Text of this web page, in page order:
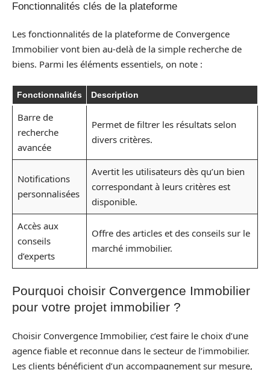
Fonctionnalités clés de la plateforme
Les fonctionnalités de la plateforme de Convergence
Immobilier vont bien au-delà de la simple recherche de
biens. Parmi les éléments essentiels, on note :
Fonctionnalités Description
Barre de
recherche
avancée
Permet de filtrer les résultats selon
divers critères.
Notifications
personnalisées
Avertit les utilisateurs dès qu’un bien
correspondant à leurs critères est
disponible.
Accès aux
conseils
d’experts
Offre des articles et des conseils sur le
marché immobilier.
Pourquoi choisir Convergence Immobilier
pour votre projet immobilier ?
Choisir Convergence Immobilier, c’est faire le choix d’une
agence fiable et reconnue dans le secteur de l’immobilier.
Les clients bénéficient d’un accompagnement sur mesure,